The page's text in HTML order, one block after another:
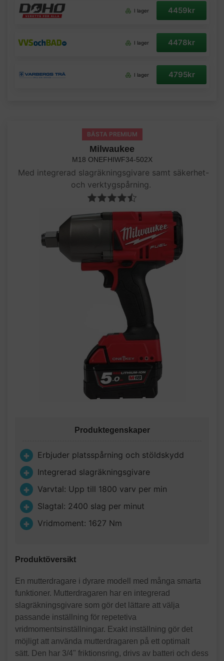
I lager 4459kr
I lager 4478kr
I lager 4795kr
BÄSTA PREMIUM
Milwaukee
M18 ONEFHIWF34-502X
Med integrerad slagräkningsgivare samt säkerhet-
och verktygspårning.
Produktegenskaper
Erbjuder platsspårning och stöldskydd
Integrerad slagräkningsgivare
Varvtal: Upp till 1800 varv per min
Slagtal: 2400 slag per minut
Vridmoment: 1627 Nm
Produktöversikt
En mutterdragare i dyrare modell med många smarta
funktioner. Mutterdragaren har en integrerad
slagräkningsgivare som gör det lättare att välja
passande inställning för repetetiva
vridmomentsinställningar. Exakt inställning gör det
möjligt att använda mutterdragaren på ett optimalt
sätt. Den har 3/4" friktionsring, drivs av batteri och dess